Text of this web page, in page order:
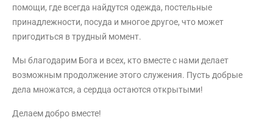
помощи, где всегда найдутся одежда, постельные
принадлежности, посуда и многое другое, что может
пригодиться в трудный момент.
Мы благодарим Бога и всех, кто вместе с нами делает
возможным продолжение этого служения. Пусть добрые
дела множатся, а сердца остаются открытыми!
Делаем добро вместе!